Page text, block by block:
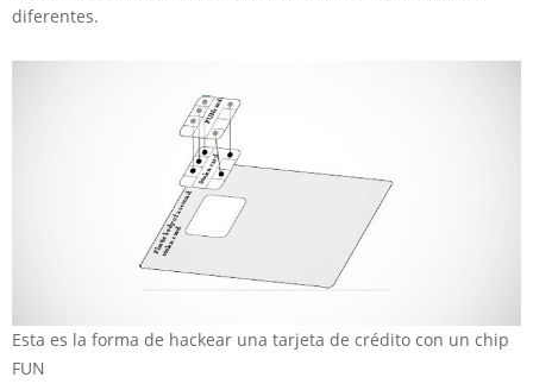
diferentes.
Esta es la forma de hackear una tarjeta de crédito con un chip
FUN